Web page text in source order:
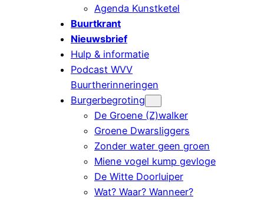
Agenda Kunstketel
Buurtkrant
Nieuwsbrief
Hulp & informatie
Podcast WVV
Buurtherinneringen
Burgerbegroting
De Groene (Z)walker
Groene Dwarsliggers
Zonder water geen groen
Miene vogel kump gevloge
De Witte Doorluiper
Wat? Waar? Wanneer?